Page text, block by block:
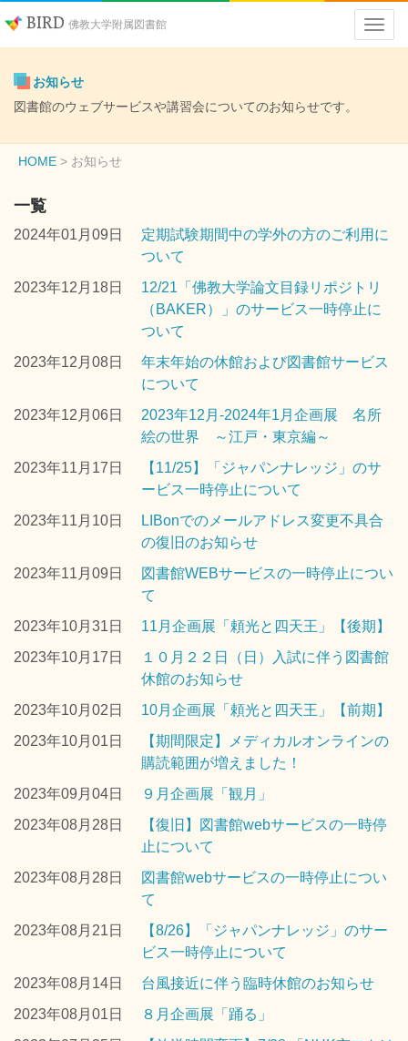
BIRD 佛教大学附属図書館
お知らせ
図書館のウェブサービスや講習会についてのお知らせです。
HOME お知らせ
一覧
2024年01月09日
定期試験期間中の学外の方のご利用に
ついて
2023年12月18日
12/21「佛教大学論文目録リポジトリ
（BAKER）」のサービス一時停止に
ついて
2023年12月08日
年末年始の休館および図書館サービス
について
2023年12月06日
2023年12月-2024年1月企画展 名所
絵の世界 ～江戸・東京編～
2023年11月17日
【11/25】「ジャパンナレッジ」のサ
ービス一時停止について
2023年11月10日
LIBonでのメールアドレス変更不具合
の復旧のお知らせ
2023年11月09日
図書館WEBサービスの一時停止につい
て
2023年10月31日
11月企画展「頼光と四天王」【後期】
2023年10月17日
１０月２２日（日）入試に伴う図書館
休館のお知らせ
2023年10月02日
10月企画展「頼光と四天王」【前期】
2023年10月01日
【期間限定】メディカルオンラインの
購読範囲が増えました！
2023年09月04日
９月企画展「観月」
2023年08月28日
【復旧】図書館webサービスの一時停
止について
2023年08月28日
図書館webサービスの一時停止につい
て
2023年08月21日
【8/26】「ジャパンナレッジ」のサー
ビス一時停止について
2023年08月14日
台風接近に伴う臨時休館のお知らせ
2023年08月01日
８月企画展「踊る」